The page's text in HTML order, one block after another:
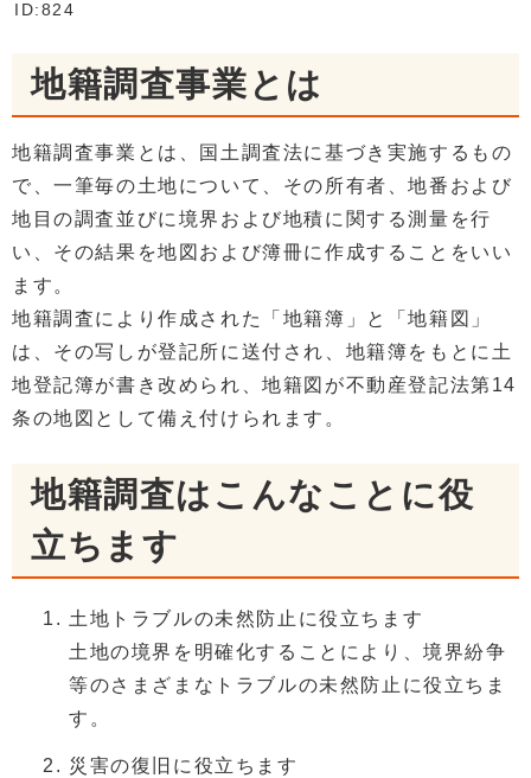
ID:824
地籍調査事業とは
地籍調査事業とは、国土調査法に基づき実施するもの
で、一筆毎の土地について、その所有者、地番および
地目の調査並びに境界および地積に関する測量を行
い、その結果を地図および簿冊に作成することをいい
ます。
地籍調査により作成された「地籍簿」と「地籍図」
は、その写しが登記所に送付され、地籍簿をもとに土
地登記簿が書き改められ、地籍図が不動産登記法第14
条の地図として備え付けられます。
地籍調査はこんなことに役
立ちます
土地トラブルの未然防止に役立ちます
土地の境界を明確化することにより、境界紛争
等のさまざまなトラブルの未然防止に役立ちま
す。
災害の復旧に役立ちます